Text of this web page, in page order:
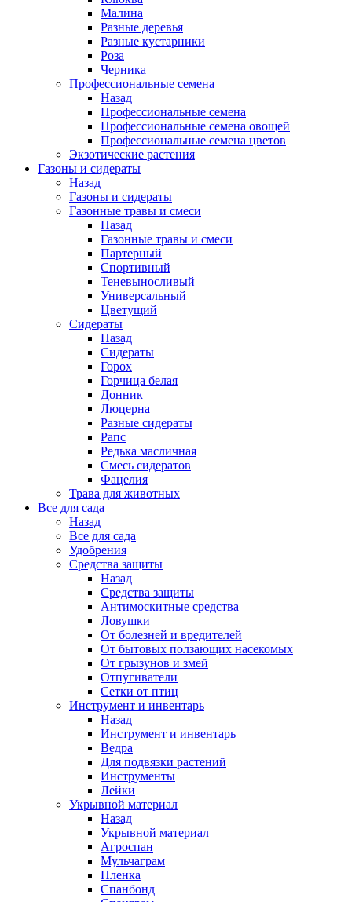
Малина
Разные деревья
Разные кустарники
Роза
Черника
Профессиональные семена
Назад
Профессиональные семена
Профессиональные семена овощей
Профессиональные семена цветов
Экзотические растения
Газоны и сидераты
Назад
Газоны и сидераты
Газонные травы и смеси
Назад
Газонные травы и смеси
Партерный
Спортивный
Теневыносливый
Универсальный
Цветущий
Сидераты
Назад
Сидераты
Горох
Горчица белая
Донник
Люцерна
Разные сидераты
Рапс
Редька масличная
Смесь сидератов
Фацелия
Трава для животных
Все для сада
Назад
Все для сада
Удобрения
Средства защиты
Назад
Средства защиты
Антимоскитные средства
Ловушки
От болезней и вредителей
От бытовых ползающих насекомых
От грызунов и змей
Отпугиватели
Сетки от птиц
Инструмент и инвентарь
Назад
Инструмент и инвентарь
Ведра
Для подвязки растений
Инструменты
Лейки
Укрывной материал
Назад
Укрывной материал
Агроспан
Мульчаграм
Пленка
Спанбонд